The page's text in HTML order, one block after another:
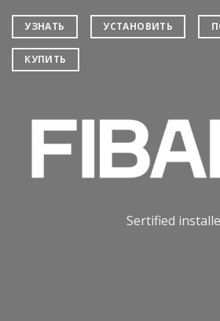
УЗНАТЬ УСТАНОВИТЬ
КУПИТЬ
Sertified